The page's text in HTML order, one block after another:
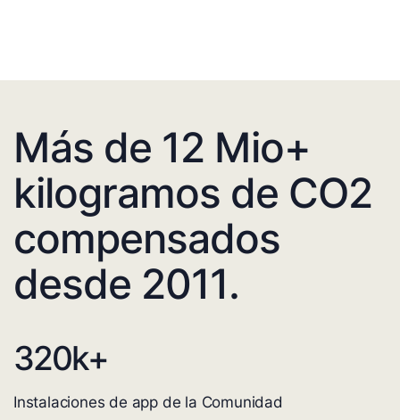
Más de 12 Mio+
kilogramos de CO2
compensados
desde 2011.
320k+
Instalaciones de app de la Comunidad